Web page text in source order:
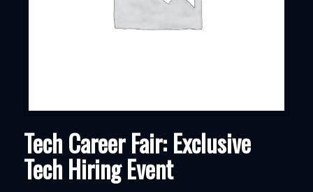
Tech Career Fair: Exclusive
Tech Hiring Event